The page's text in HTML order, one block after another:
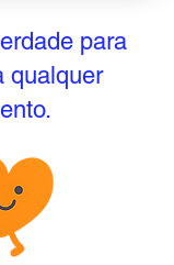
desde cedo
cristãos
educadores
surpresa
adesão
para
qualquer